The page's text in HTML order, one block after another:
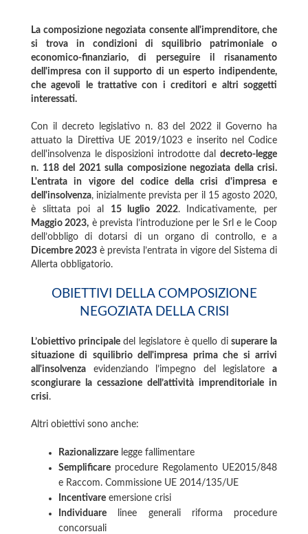
La composizione negoziata consente all'imprenditore, che
si trova in condizioni di squilibrio patrimoniale o
economico-finanziario, di perseguire il risanamento
dell'impresa con il supporto di un esperto indipendente,
che agevoli le trattative con i creditori e altri soggetti
interessati.
Con il decreto legislativo n. 83 del 2022 il Governo ha
attuato la Direttiva UE 2019/1023 e inserito nel Codice
dell'insolvenza le disposizioni introdotte dal decreto-legge
n. 118 del 2021 sulla composizione negoziata della crisi.
L'entrata in vigore del codice della crisi d'impresa e
dell'insolvenza, inizialmente prevista per il 15 agosto 2020,
è slittata poi al
15 luglio 2022. Indicativamente, per
Maggio 2023, è prevista l’introduzione per le Srl e le Coop
dell’obbligo di dotarsi di un organo di controllo, e a
Dicembre 2023 è prevista l’entrata in vigore del Sistema di
Allerta obbligatorio.
OBIETTIVI DELLA COMPOSIZIONE
NEGOZIATA DELLA CRISI
L’obiettivo principaledel legislatore è quello disuperare la
situazione di squilibrio dell'impresa prima che si arrivi
all'insolvenza evidenziando l’impegno del legislatore a
scongiurare la cessazione dell’attività imprenditoriale in
crisi.
Altri obiettivi sono anche:
Razionalizzare legge fallimentare
Semplificare procedure Regolamento UE2015/848
e Raccom. Commissione UE 2014/135/UE
Incentivare emersione crisi
Individuare linee generali riforma procedure
concorsuali